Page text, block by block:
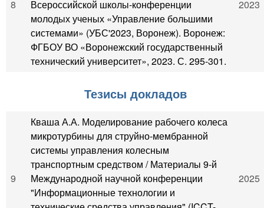
8
Всероссийской школы-конференции
молодых ученых «Управление большими
системами» (УБС'2023, Воронеж). Воронеж:
ФГБОУ ВО «Воронежский государственный
технический университет», 2023. С. 295-301.
2023
Тезисы докладов
9
Кваша А.А. Моделирование рабочего колеса
микротурбины для струйно-мембранной
системы управления колесным
транспортным средством / Материалы 9-й
Международной научной конференции
"Информационные технологии и
2025